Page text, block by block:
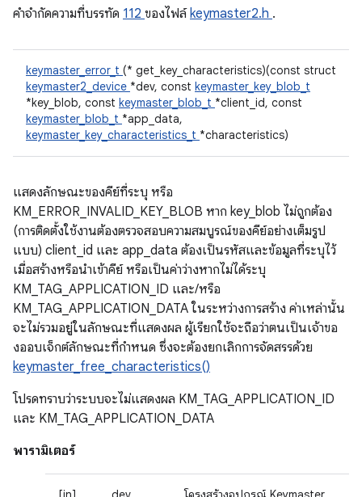
คําจํากัดความที่บรรทัด 112 ของไฟล์keymaster2.h .
keymaster_error_t (* get_key_characteristics)(const struct
keymaster2_device *dev, const keymaster_key_blob_t
*key_blob, const keymaster_blob_t *client_id, const
keymaster_blob_t *app_data,
keymaster_key_characteristics_t *characteristics)
แสดงลักษณะของคีย์ที่ระบุ หรือ
KM_ERROR_INVALID_KEY_BLOB หาก key_blob ไม่ถูกต้อง
(การติดตั้งใช้งานต้องตรวจสอบความสมบูรณ์ของคีย์อย่างเต็มรูป
แบบ) client_id และ app_data ต้องเป็นรหัสและข้อมูลที่ระบุไว้
เมื่อสร้างหรือนําเข้าคีย์ หรือเป็นค่าว่างหากไม่ได้ระบุ
KM_TAG_APPLICATION_ID และ/หรือ
KM_TAG_APPLICATION_DATA ในระหว่างการสร้าง ค่าเหล่านั้น
จะไม่รวมอยู่ในลักษณะที่แสดงผล ผู้เรียกใช้จะถือว่าตนเป็นเจ้าขอ
งออบเจ็กต์ลักษณะที่กําหนด ซึ่งจะต้องยกเลิกการจัดสรรด้วย
keymaster_free_characteristics()
โปรดทราบว่าระบบจะไม่แสดงผล KM_TAG_APPLICATION_ID
และ KM_TAG_APPLICATION_DATA
พารามิเตอร์